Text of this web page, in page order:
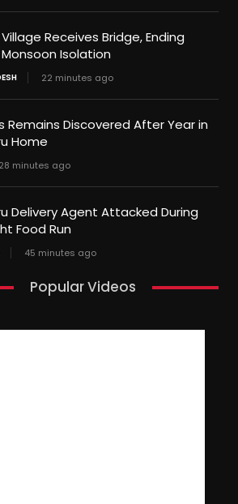
Receives Bridge, Ending
Isolation
22 minutes ago
Remains Discovered After Year in
Home
28 minutes ago
Delivery Agent Attacked During
Food Run
45 minutes ago
Popular Videos